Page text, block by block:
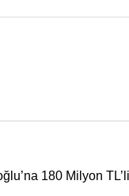
180 Milyon